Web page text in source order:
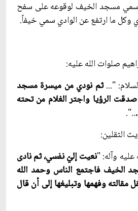
مسجد الخيف لوقوعه على سفح
وكل ما ارتفع عن الوادي سمي خيفاً.
صلوات الله عليه:
"...ثم نودي من ميسرة مسجد
الرؤيا واجتر الغلام من تحته
..".
الثقلين:
وآله: "نعيت إليّ نفسي، ثم نادى
الخيف فاجتمع الناس وحمد الله
وفهمها وتبليغها إلى أن قال